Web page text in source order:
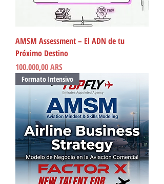
AMSM Assessment – El ADN de tu
Próximo Destino
Precio
100.000,00 ARS
Formato Intensivo